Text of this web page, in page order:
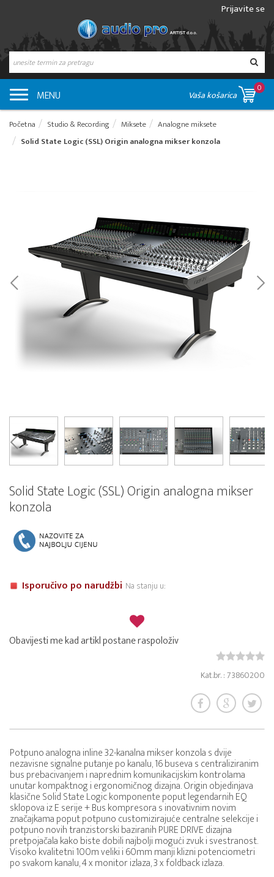
Prijavite se
MENU Vaša košarica
0
Početna Studio & Recording Miksete
Analogne miksete
Solid State Logic (SSL) Origin analogna mikser konzola
Solid State Logic (SSL) Origin analogna mikser
konzola
Isporučivo po narudžbi Na stanju u:
Obavijesti me kad artikl postane raspoloživ
Kat.br. : 73860200
Potpuno analogna inline 32-kanalna mikser konzola s dvije
nezavisne signalne putanje po kanalu, 16 buseva s centraliziranim
bus prebacivanjem i naprednim komunikacijskim kontrolama
unutar kompaktnog i ergonomičnog dizajna. Origin objedinjava
klasične Solid State Logic komponente poput legendarnih EQ
sklopova iz E serije + Bus kompresora s inovativnim novim
značajkama poput potpuno customizirajuće centralne selekcije i
potpuno novih tranzistorski baziranih PURE DRIVE dizajna
pretpojačala kako biste dobili najbolji mogući zvuk i svestranost.
Visoko kvalitetni 100m veliki i 60mm manji klizni potenciometri
po svakom kanalu, 4 x monitor izlaza, 3 x foldback izlaza.